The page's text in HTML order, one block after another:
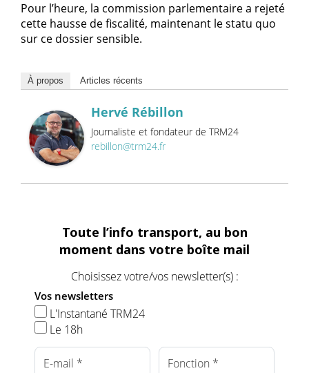
Pour l’heure, la commission parlementaire a rejeté
cette hausse de fiscalité, maintenant le statu quo
sur ce dossier sensible.
À propos Articles récents
Hervé Rébillon
Journaliste et fondateur de TRM24
rebillon@trm24.fr
Toute l’info transport, au bon
moment dans votre boîte mail
Choisissez votre/vos newsletter(s) :
Vos newsletters
L'Instantané TRM24
Le 18h